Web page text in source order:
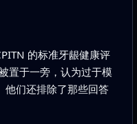
的标准牙龈健康评
置于一旁，认为过于模
他们还排除了那些回答